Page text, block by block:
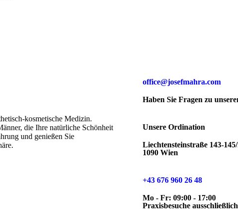
kosmetische Medizin.
die Ihre natürliche Schönheit
und genießen Sie
office@josefmahra.com
Haben Sie Fragen zu
Unsere Ordination
Liechtensteinstraße 143-
1090 Wien
+43 676 960 26 48
Mo - Fr: 09:00 - 17:00
Praxisbesuche